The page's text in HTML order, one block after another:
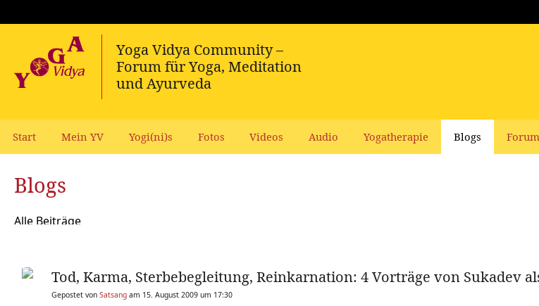
Start Mein YV Yogi(ni)s Fotos Videos Audio Yogatherapie Blogs Forum
Blogs
Alle Beiträge
Tod, Karma, Sterbebegleitung, Reinkarnation: 4 Vorträge von Sukadev
Gepostet von Satsang am 15. August 2009 um 17:30